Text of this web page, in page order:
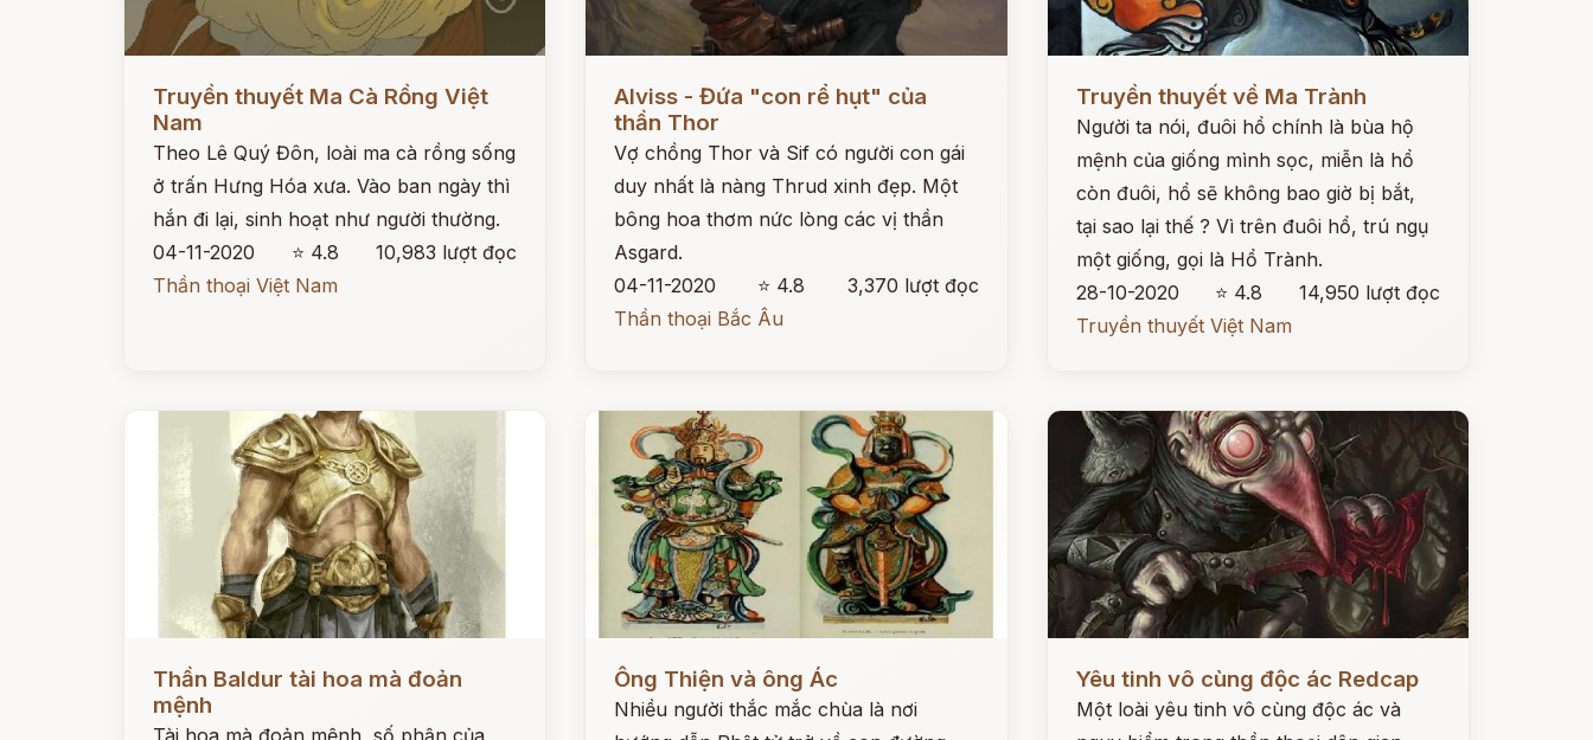
Đọc ngay
Truyền thuyết Ma Cà Rồng Việt
Nam
Theo Lê Quý Đôn, loài ma cà rồng sống
ở trấn Hưng Hóa xưa. Vào ban ngày thì
hắn đi lại, sinh hoạt như người thường.
04-11-2020
⭐ 4.8
10,983 lượt đọc
Thần thoại Việt Nam
Alviss - Đứa "con rể hụt" của
thần Thor
Vợ chồng Thor và Sif có người con gái
duy nhất là nàng Thrud xinh đẹp. Một
bông hoa thơm nức lòng các vị thần
Asgard.
04-11-2020
⭐ 4.8
3,370 lượt đọc
Thần thoại Bắc Âu
Đọc ngay
Truyền thuyết về Ma Trành
Người ta nói, đuôi hổ chính là bùa hộ
mệnh của giống mình sọc, miễn là hổ
còn đuôi, hổ sẽ không bao giờ bị bắt,
tại sao lại thế ? Vì trên đuôi hổ, trú ngụ
một giống, gọi là Hổ Trành.
28-10-2020
⭐ 4.8
14,950 lượt đọc
Truyền thuyết Việt Nam
Đọc ngay
Thần Baldur tài hoa mà đoản
mệnh
Tài hoa mà đoản mệnh, số phận của
Đọc ngay
Ông Thiện và ông Ác
Nhiều người thắc mắc chùa là nơi
Yêu tinh vô cùng độc ác Redcap
Một loài yêu tinh vô cùng độc ác và